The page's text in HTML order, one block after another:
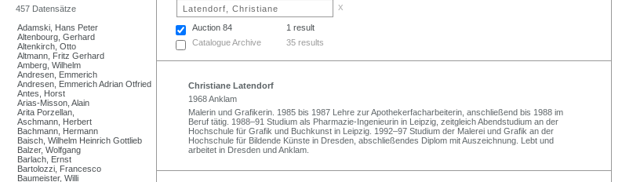
457 Datensätze
Adamski, Hans Peter
Altenbourg, Gerhard
Altenkirch, Otto
Altmann, Fritz Gerhard
Amberg, Wilhelm
Andresen, Emmerich
Andresen, Emmerich Adrian Otfried
Antes, Horst
Arias-Misson, Alain
Arita Porzellan,
Aschmann, Herbert
Bachmann, Hermann
Baisch, Wilhelm Heinrich Gottlieb
Balzer, Wolfgang
Barlach, Ernst
Bartolozzi, Francesco
Baumeister, Willi
x
Auction 84
1 result
Catalogue Archive
35 results
Christiane Latendorf
1968 Anklam
Malerin und Grafikerin. 1985 bis 1987 Lehre zur Apothekerfacharbeiterin, anschließend bis 1988 im
Beruf tätig. 1988–91 Studium als Pharmazie-Ingenieurin in Leipzig, zeitgleich Abendstudium an der
Hochschule für Grafik und Buchkunst in Leipzig. 1992–97 Studium der Malerei und Grafik an der
Hochschule für Bildende Künste in Dresden, abschließendes Diplom mit Auszeichnung. Lebt und
arbeitet in Dresden und Anklam.